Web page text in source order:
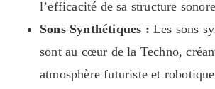
l’efficacité de sa structure
Sons Synthétiques : Les sons
sont au cœur de la Techno,
atmosphère futuriste et